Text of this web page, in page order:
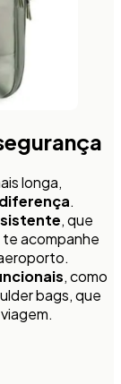
longa,
.
, que
te acompanhe
, como
bags, que